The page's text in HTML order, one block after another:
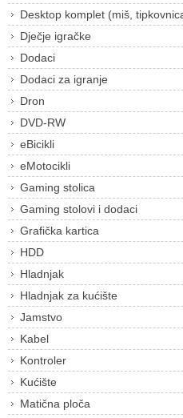
Desktop komplet (miš,
Dječje igračke
Dodaci
Dodaci za igranje
Dron
DVD-RW
eBicikli
eMotocikli
Gaming stolica
Gaming stolovi i dodaci
Grafička kartica
HDD
Hladnjak
Hladnjak za kućište
Jamstvo
Kabel
Kontroler
Kućište
Matična ploča